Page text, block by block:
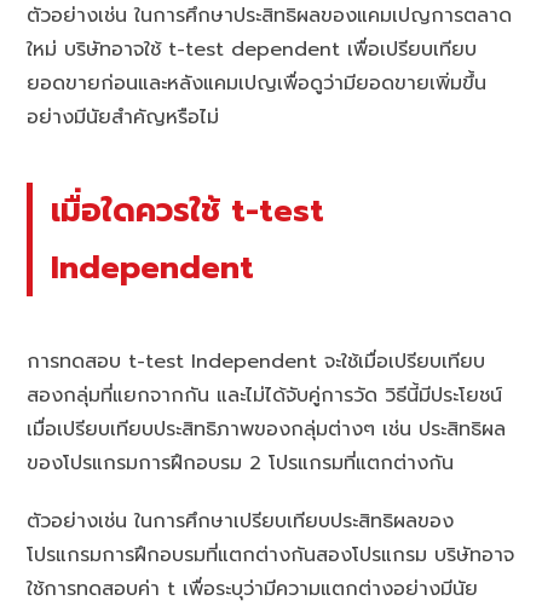
ตัวอย่างเช่น ในการศึกษาประสิทธิผลของแคมเปญการตลาด
ใหม่ บริษัทอาจใช้ t-test dependent เพื่อเปรียบเทียบ
ยอดขายก่อนและหลังแคมเปญเพื่อดูว่ามียอดขายเพิ่มขึ้น
อย่างมีนัยสำคัญหรือไม่
เมื่อใดควรใช้ t-test
Independent
การทดสอบ t-test Independent จะใช้เมื่อเปรียบเทียบ
สองกลุ่มที่แยกจากกัน และไม่ได้จับคู่การวัด วิธีนี้มีประโยชน์
เมื่อเปรียบเทียบประสิทธิภาพของกลุ่มต่างๆ เช่น ประสิทธิผล
ของโปรแกรมการฝึกอบรม 2 โปรแกรมที่แตกต่างกัน
ตัวอย่างเช่น ในการศึกษาเปรียบเทียบประสิทธิผลของ
โปรแกรมการฝึกอบรมที่แตกต่างกันสองโปรแกรม บริษัทอาจ
ใช้การทดสอบค่า t เพื่อระบุว่ามีความแตกต่างอย่างมีนัย